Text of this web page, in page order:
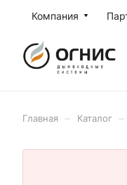
Компания
Главная Каталог